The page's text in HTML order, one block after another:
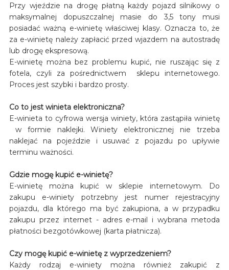
Przy wjeździe na drogę płatną każdy pojazd silnikowy o
maksymalnej dopuszczalnej masie do 3,5 tony musi
posiadać ważną e-winietę właściwej klasy. Oznacza to, że
za e-winietę należy zapłacić przed wjazdem na autostradę
lub drogę ekspresową.
E-winietę można bez problemu kupić, nie ruszając się z
fotela, czyli za pośrednictwem sklepu internetowego.
Proces jest szybki i bardzo prosty.
Co to jest winieta elektroniczna?
E-winieta to cyfrowa wersja winiety, która zastąpiła winietę
w formie naklejki. Winiety elektronicznej nie trzeba
naklejać na pojeździe i usuwać z pojazdu po upływie
terminu ważności.
Gdzie mogę kupić e-winietę?
E-winietę można kupić w sklepie internetowym. Do
zakupu e-winiety potrzebny jest numer rejestracyjny
pojazdu, dla którego ma być zakupiona, a w przypadku
zakupu przez internet - adres e-mail i wybrana metoda
płatności bezgotówkowej (karta płatnicza).
Czy mogę kupić e-winietę z wyprzedzeniem?
Każdy rodzaj e-winiety można również zakupić z